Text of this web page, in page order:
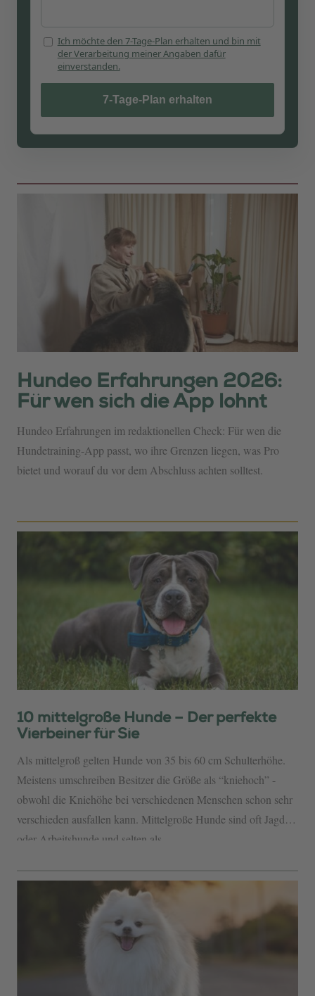
Ich möchte den 7-Tage-Plan erhalten und bin mit
der Verarbeitung meiner Angaben dafür
einverstanden.
Hundeo Erfahrungen 2026:
Für wen sich die App lohnt
Hundeo Erfahrungen im redaktionellen Check: Für wen die
Hundetraining-App passt, wo ihre Grenzen liegen, was Pro
bietet und worauf du vor dem Abschluss achten solltest.
10 mittelgroße Hunde – Der perfekte
Vierbeiner für Sie
Als mittelgroß gelten Hunde von 35 bis 60 cm Schulterhöhe.
Meistens umschreiben Besitzer die Größe als “kniehoch” -
obwohl die Kniehöhe bei verschiedenen Menschen schon sehr
verschieden ausfallen kann. Mittelgroße Hunde sind oft Jagd-
oder Arbeitshunde und selten als...